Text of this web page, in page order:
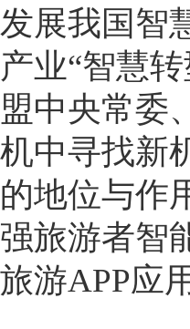
发展我国智
产业“智慧
盟中央常委
机中寻找新
的地位与作
强旅游者智
旅游APP应